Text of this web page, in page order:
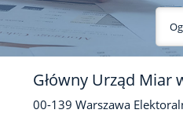
Główny Urząd Miar
00-139 Warszawa